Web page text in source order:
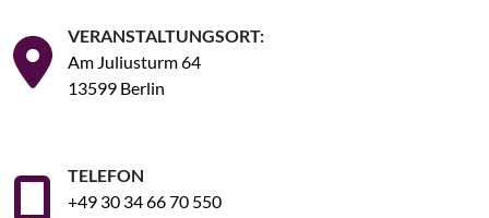
VERANSTALTUNGSORT:
Am Juliusturm 64
13599 Berlin
TELEFON
+49 30 34 66 70 550